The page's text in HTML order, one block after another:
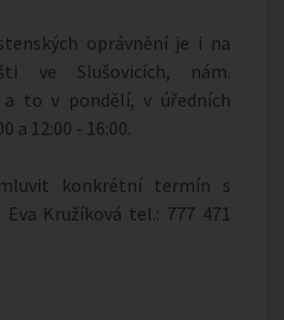
oprávnění je i na
ve Slušovicích, nám.
a to v pondělí, v úředních
a 12:00 - 16:00.
konkrétní termín s
Kružíková tel.: 777 471